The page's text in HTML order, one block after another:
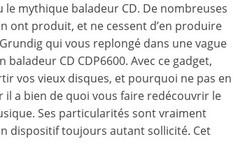
mythique baladeur CD. De nombreuses
ont produit, et ne cessent d’en produire
Grundig qui vous replongé dans une vague
CD CDP6600. Avec ce gadget,
vos vieux disques, et pourquoi ne pas en
il a bien de quoi vous faire redécouvrir le
Ses particularités sont vraiment
dispositif toujours autant sollicité. Cet